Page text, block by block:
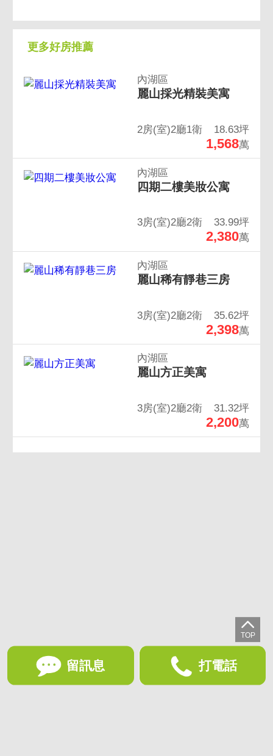
更多好房推薦
內湖區
麗山採光精裝美寓
2房(室)2廳1衛 18.63坪
1,568萬
內湖區
四期二樓美妝公寓
3房(室)2廳2衛 33.99坪
2,380萬
內湖區
麗山稀有靜巷三房
3房(室)2廳2衛 35.62坪
2,398萬
內湖區
麗山方正美寓
3房(室)2廳2衛 31.32坪
2,200萬
留訊息 打電話